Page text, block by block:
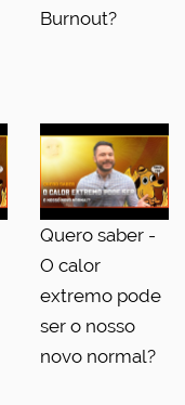
Burnout?
Quero saber -
O calor
extremo pode
ser o nosso
novo normal?